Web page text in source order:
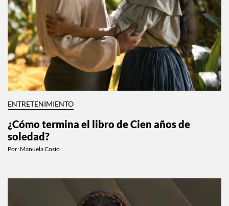
ENTRETENIMIENTO
¿Cómo termina el libro de Cien años de
soledad?
Por: Manuela Cosío